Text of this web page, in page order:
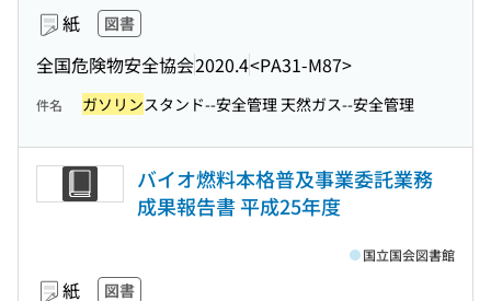
紙 図書
全国危険物安全協会2020.4<PA31-M87>
件名 ガソリンスタンド--安全管理 天然ガス--安全管理
バイオ燃料本格普及事業委託業務
成果報告書 平成25年度
紙 図書
国立国会図書館